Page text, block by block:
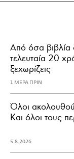
Από όσα βιβλία
τελευταία 20
ξεχωρίζεις
1 ΜΕΡΑ ΠΡΙΝ
Όλοι
Και όλοι τους
5.8.2026